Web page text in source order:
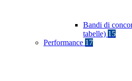
Bandi di
tabelle) 15
Performance 17